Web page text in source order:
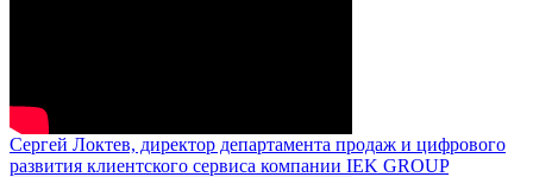
Сергей Локтев, директор департамента продаж и цифрового
развития клиентского сервиса компании IEK GROUP